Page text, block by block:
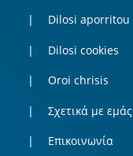
Dilosi aporritou
Dilosi cookies
Oroi chrisis
Σχετικά με εμάς
Επικοινωνία